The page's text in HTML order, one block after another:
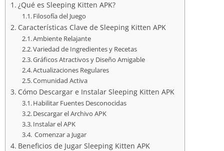
¿Qué es Sleeping Kitten APK?
Filosofía del Juego
Características Clave de Sleeping Kitten APK
Ambiente Relajante
Variedad de Ingredientes y Recetas
Gráficos Atractivos y Diseño Amigable
Actualizaciones Regulares
Comunidad Activa
Cómo Descargar e Instalar Sleeping Kitten APK
Habilitar Fuentes Desconocidas
Descargar el Archivo APK
Instalar el APK
Comenzar a Jugar
Beneficios de Jugar Sleeping Kitten APK